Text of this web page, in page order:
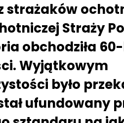
strażaków
Straży
obchodziła
Wyjątkowym
było
ufundowany